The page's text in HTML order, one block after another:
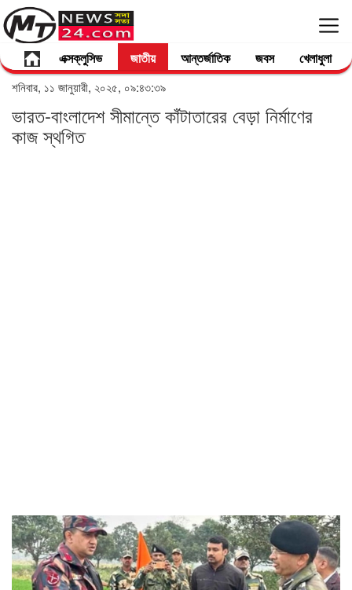
এক্সক্লুসিভ জাতীয় আন্তর্জাতিক জবস খেলাধুলা
শনিবার, ১১ জানুয়ারী, ২০২৫, ০৯:৪৩:৩৯
ভারত-বাংলাদেশ সীমান্তে কাঁটাতারের বেড়া নির্মাণের
কাজ স্থগিত